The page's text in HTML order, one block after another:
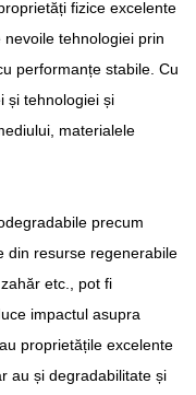
fizice excelente
tehnologiei prin
performanțe stabile. Cu
și tehnologiei și
materialele
precum
din resurse regenerabile
etc., pot fi
impactul asupra
proprietățile excelente
au și degradabilitate și